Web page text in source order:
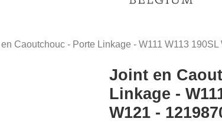
Caoutchouc - Porte Linkage - W111 W113
Joint en
Linkage -
W121 -